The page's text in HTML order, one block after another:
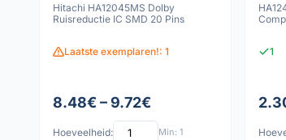
Hitachi HA12045MS Dolby
Ruisreductie IC SMD 20 Pins
Laatste exemplaren!: 1
8.48€ – 9.72€
Hoeveelheid: Min: 1
1